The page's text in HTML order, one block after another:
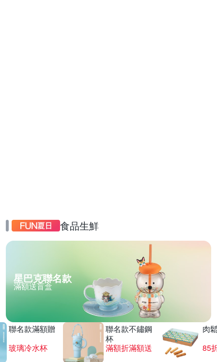
食品生鮮
星巴克聯名款
滿額送盲盒
聯名款滿額贈
玻璃冷水杯
聯名款不鏽鋼
杯
滿額折滿額送
肉
85